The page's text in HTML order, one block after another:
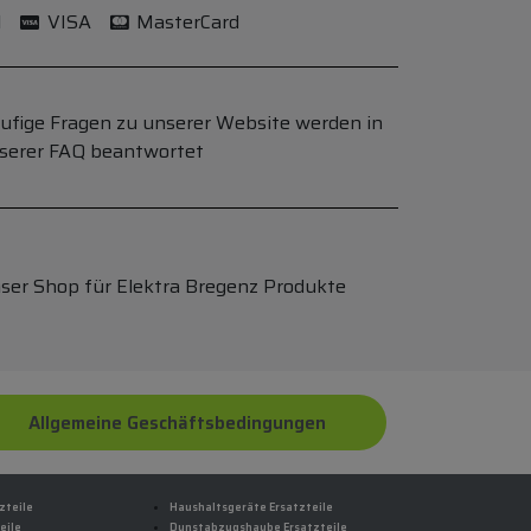
VISA MasterCard
Fragen zu unserer Website werden in
FAQ beantwortet
Shop für Elektra Bregenz Produkte
Allgemeine Geschäftsbedingungen
Haushaltsgeräte Ersatzteile
Dunstabzugshaube Ersatzteile